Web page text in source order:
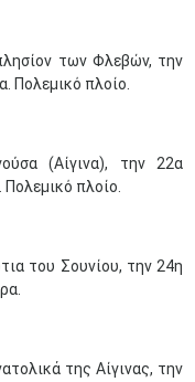
των Φλεβών, την
Πολεμικό πλοίο.
(Αίγινα), την 22α
πλοίο.
του Σουνίου, την 24η
της Αίγινας, την